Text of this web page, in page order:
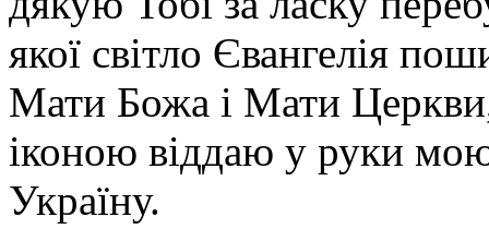
якої світло Євангелія
Мати Божа і Мати
іконою віддаю у руки
Україну.